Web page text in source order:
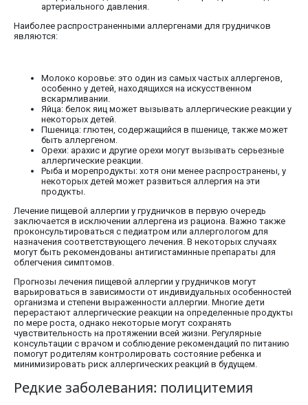
артериального давления.
Наиболее распространенными аллергенами для грудничков
являются:
Молоко коровье: это один из самых частых аллергенов,
особенно у детей, находящихся на искусственном
вскармливании.
Яйца: белок яиц может вызывать аллергические реакции у
некоторых детей.
Пшеница: глютен, содержащийся в пшенице, также может
быть аллергеном.
Орехи: арахис и другие орехи могут вызывать серьезные
аллергические реакции.
Рыба и морепродукты: хотя они менее распространены, у
некоторых детей может развиться аллергия на эти
продукты.
Лечение пищевой аллергии у грудничков в первую очередь
заключается в исключении аллергена из рациона. Важно также
проконсультироваться с педиатром или аллергологом для
назначения соответствующего лечения. В некоторых случаях
могут быть рекомендованы антигистаминные препараты для
облегчения симптомов.
Прогнозы лечения пищевой аллергии у грудничков могут
варьироваться в зависимости от индивидуальных особенностей
организма и степени выраженности аллергии. Многие дети
перерастают аллергические реакции на определенные продукты
по мере роста, однако некоторые могут сохранять
чувствительность на протяжении всей жизни. Регулярные
консультации с врачом и соблюдение рекомендаций по питанию
помогут родителям контролировать состояние ребенка и
минимизировать риск аллергических реакций в будущем.
Редкие заболевания: полицитемия